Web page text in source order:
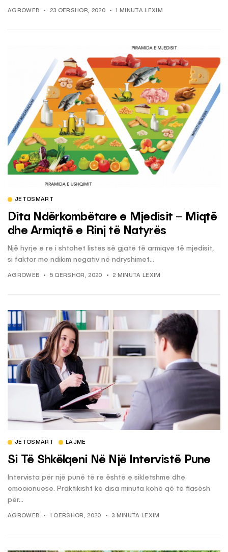
AGROWEB 23 QERSHOR, 2020 1 MINUTA LEXIM
JETOSMART
Dita Ndërkombëtare e Mjedisit – Miqtë
dhe Armiqtë e Rinj të Natyrës
Një hyrje e re i shtohet listës së gjatë të armiqve të mjedisit,
si faktor me ndikim negativ në ndryshimet...
AGROWEB 5 QERSHOR, 2020 2 MINUTA LEXIM
JETOSMART LAJME
Si Të Shkëlqeni Në Një Intervistë Pune
Intervista për një punë të re është e sikletshme dhe
emocionuese. Praktikisht ke disa minuta kohë që të flasësh
për...
AGROWEB 1 QERSHOR, 2020 3 MINUTA LEXIM